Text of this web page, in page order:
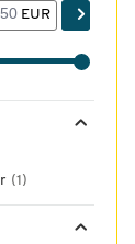
EUR
(1)